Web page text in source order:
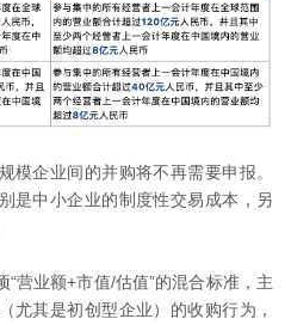
模企业间的并购将不再需要申报。
是中小企业的制度性交易成本，另
营业额+市值/估值”的混合标准，主
尤其是初创型企业）的收购行为，